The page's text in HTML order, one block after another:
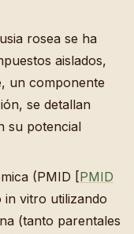
rosea se ha
aislados,
un componente
se detallan
su potencial
(PMID [PMID
in vitro utilizando
(tanto parentales